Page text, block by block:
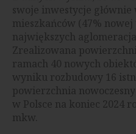
swoje inwestycje głównie
mieszkańców (47%
największych
Zrealizowana
ramach 40 nowych
wyniku rozbudowy 16
powierzchnia
w Polsce na koniec 2024
mkw.